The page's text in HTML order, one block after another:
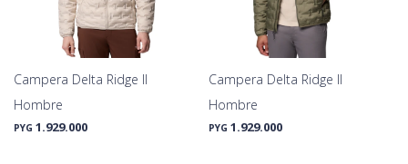
Campera Delta Ridge II
Hombre
PYG 1.929.000
Campera Delta Ridge II
Hombre
PYG 1.929.000